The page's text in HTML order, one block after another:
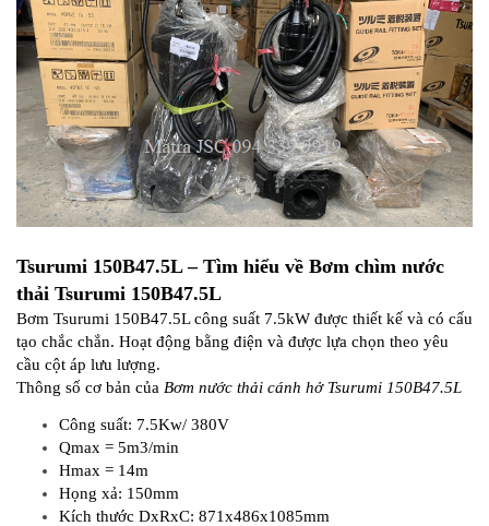
Tsurumi 150B47.5L – Tìm hiểu về Bơm chìm nước
thải Tsurumi 150B47.5L
Bơm Tsurumi 150B47.5L công suất 7.5kW được thiết kế và có cấu
tạo chắc chắn. Hoạt động bằng điện và được lựa chọn theo yêu
cầu cột áp lưu lượng.
Thông số cơ bản của Bơm nước thải cánh hở Tsurumi 150B47.5L
Công suất: 7.5Kw/ 380V
Qmax = 5m3/min
Hmax = 14m
Họng xả: 150mm
Kích thước DxRxC: 871x486x1085mm